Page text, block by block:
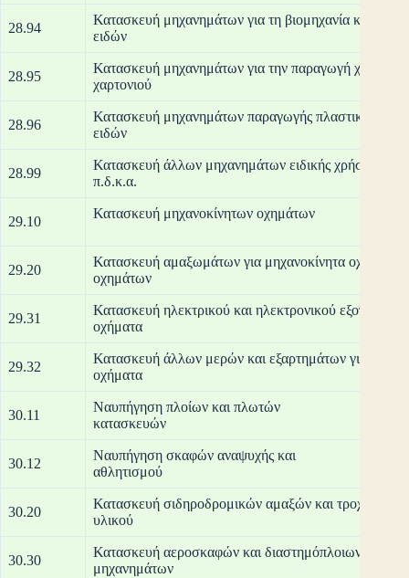
28.94
Κατασκευή μηχανημάτων για τη βιομηχανία
28.95
Κατασκευή μηχανημάτων για την παραγωγή χαρτιού
28.96
Κατασκευή μηχανημάτων παραγωγής πλαστικών και
28.99
Κατασκευή άλλων μηχανημάτων ειδικής χρήσης
29.10
Κατασκευή μηχανοκίνητων οχημάτων
29.20
Κατασκευή αμαξωμάτων για μηχανοκίνητα
29.31
Κατασκευή ηλεκτρικού και ηλεκτρονικού
29.32
Κατασκευή άλλων μερών και εξαρτημάτων για
30.11
Ναυπήγηση πλοίων και πλωτών
30.12
Ναυπήγηση σκαφών αναψυχής και
30.20
Κατασκευή σιδηροδρομικών αμαξών και τροχαίου
30.30
Κατασκευή αεροσκαφών και διαστημόπλοιων και